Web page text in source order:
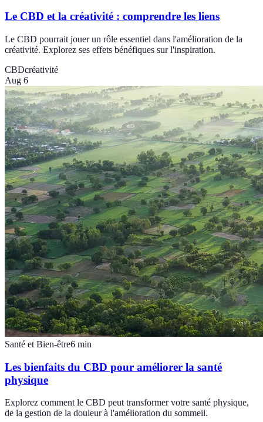
Le CBD et la créativité : comprendre les liens
Le CBD pourrait jouer un rôle essentiel dans l'amélioration de la
créativité. Explorez ses effets bénéfiques sur l'inspiration.
CBDcréativité
Aug 6
Santé et Bien-être6 min
Les bienfaits du CBD pour améliorer la santé
physique
Explorez comment le CBD peut transformer votre santé physique,
de la gestion de la douleur à l'amélioration du sommeil.